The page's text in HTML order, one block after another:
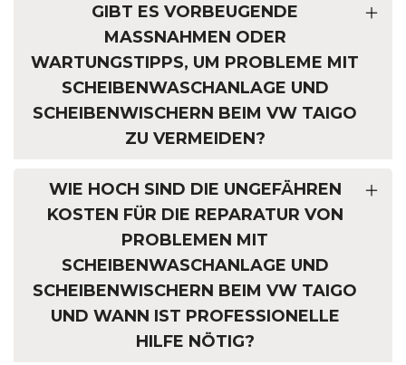
GIBT ES VORBEUGENDE
MASSNAHMEN ODER W
ARTUNGSTIPPS, UM PROBLEME MIT S
CHEIBENWASCHANLAGE UND S
CHEIBENWISCHERN BEIM VW TAIGO Z
U VERMEIDEN?
WIE HOCH SIND DIE UNGEFÄHREN
KOSTEN FÜR DIE REPARATUR VON
PROBLEMEN MIT
SCHEIBENWASCHANLAGE UND
SCHEIBENWISCHERN BEIM VW TAIGO
UND WANN IST PROFESSIONELLE
HILFE NÖTIG?